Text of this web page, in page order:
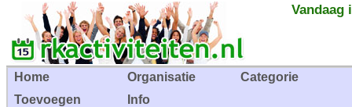
Vandaag
Home Organisatie
Categorie
Toevoegen
Info